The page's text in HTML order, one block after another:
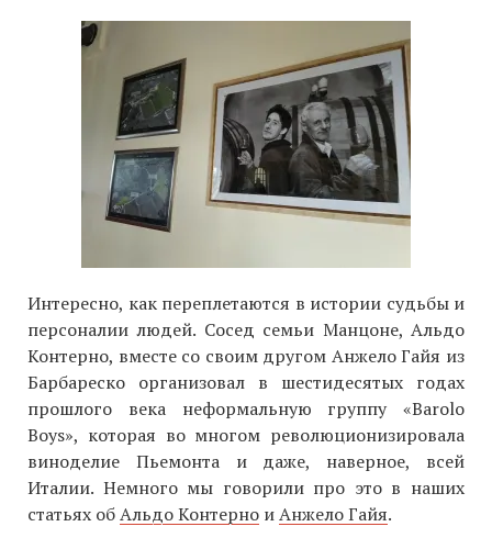
Интересно, как переплетаются в истории судьбы и
персоналии людей. Сосед семьи Манцоне, Альдо
Контерно, вместе со своим другом Анжело Гайя из
Барбареско организовал в шестидесятых годах
прошлого века неформальную группу «Barolo
Boys», которая во многом революционизировала
виноделие Пьемонта и даже, наверное, всей
Италии. Немного мы говорили про это в наших
статьях обАльдо Контерно иАнжело Гайя.